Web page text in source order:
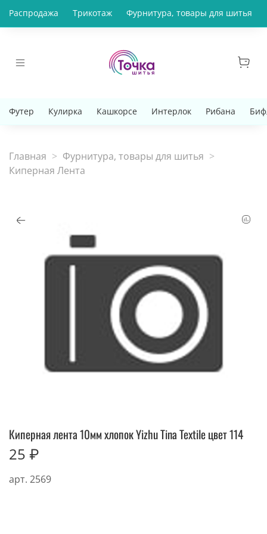
Распродажа Трикотаж Фурнитура, товары для шитья
Футер Кулирка Кашкорсе Интерлок Рибана
Главная
Фурнитура, товары для шитья
Киперная Лента
арт. 2569
Киперная лента 10мм хлопок Yizhu Tina Textile цвет 114
25 ₽